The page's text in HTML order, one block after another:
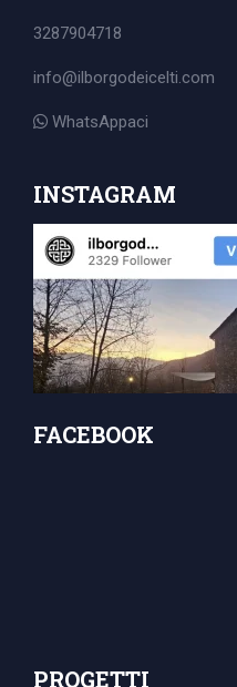
3287904718
info@ilborgodeicelti.com
WhatsAppaci
INSTAGRAM
FACEBOOK
PROGETTI